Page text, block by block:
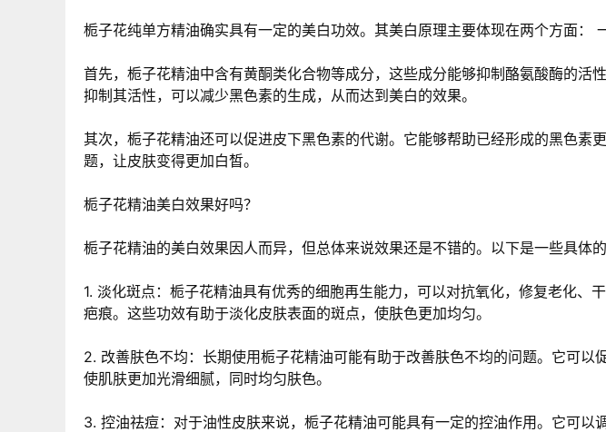
栀子花纯单方精油确实具有一定的美白功效。其美白原理主要体现在两个方面：
首先，栀子花精油中含有黄酮类化合物等成分，这些成分能够抑制酪氨酸酶的活
抑制其活性，可以减少黑色素的生成，从而达到美白的效果。
其次，栀子花精油还可以促进皮下黑色素的代谢。它能够帮助已经形成的黑色素
题，让皮肤变得更加白皙。
栀子花精油美白效果好吗？
栀子花精油的美白效果因人而异，但总体来说效果还是不错的。以下是一些具体的
1. 淡化斑点：栀子花精油具有优秀的细胞再生能力，可以对抗氧化，修复老化、
疤痕。这些功效有助于淡化皮肤表面的斑点，使肤色更加均匀。
2. 改善肤色不均：长期使用栀子花精油可能有助于改善肤色不均的问题。它可以
使肌肤更加光滑细腻，同时均匀肤色。
3. 控油祛痘：对于油性皮肤来说，栀子花精油可能具有一定的控油作用。它可以